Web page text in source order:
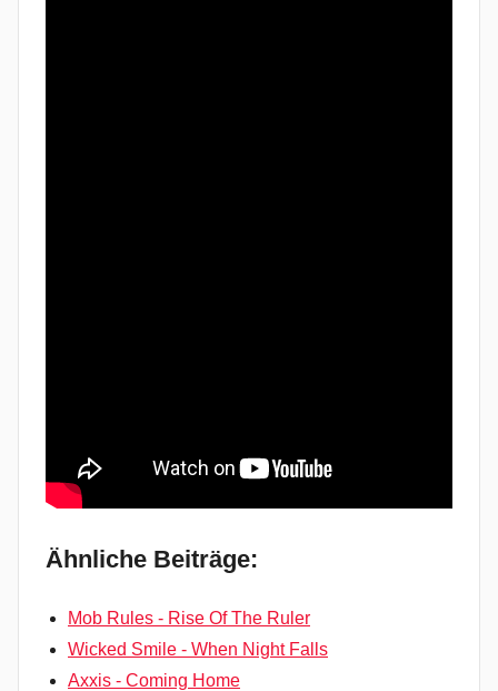
Ähnliche Beiträge:
Mob Rules - Rise Of The Ruler
Wicked Smile - When Night Falls
Axxis - Coming Home